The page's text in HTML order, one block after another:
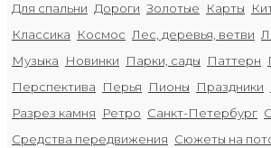
Для спальни Дороги Золотые Карты
Классика
Космос Лес, деревья, ветви
Музыка
Новинки Парки, сады Паттерн
Перспектива
Перья Пионы Праздники
Разрез камня
Ретро Санкт-Петербург
Средства передвижения Сюжеты на